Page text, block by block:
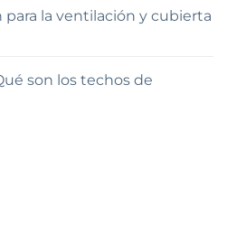
para la ventilación y cubierta
son los techos de